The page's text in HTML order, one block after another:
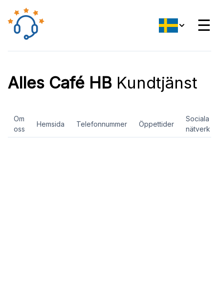
☰
Alles Café HB Kundtjänst
Om
oss
Hemsida Telefonnummer Öppettider
Sociala
nätverk